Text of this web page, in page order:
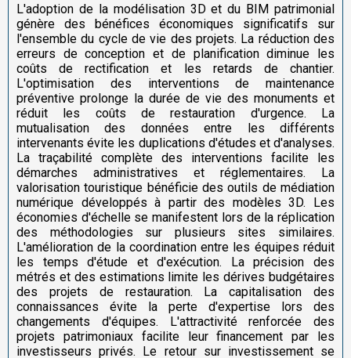
L'adoption de la modélisation 3D et du BIM patrimonial
génère des bénéfices économiques significatifs sur
l'ensemble du cycle de vie des projets. La réduction des
erreurs de conception et de planification diminue les
coûts de rectification et les retards de chantier.
L'optimisation des interventions de maintenance
préventive prolonge la durée de vie des monuments et
réduit les coûts de restauration d'urgence. La
mutualisation des données entre les différents
intervenants évite les duplications d'études et d'analyses.
La traçabilité complète des interventions facilite les
démarches administratives et réglementaires. La
valorisation touristique bénéficie des outils de médiation
numérique développés à partir des modèles 3D. Les
économies d'échelle se manifestent lors de la réplication
des méthodologies sur plusieurs sites similaires.
L'amélioration de la coordination entre les équipes réduit
les temps d'étude et d'exécution. La précision des
métrés et des estimations limite les dérives budgétaires
des projets de restauration. La capitalisation des
connaissances évite la perte d'expertise lors des
changements d'équipes. L'attractivité renforcée des
projets patrimoniaux facilite leur financement par les
investisseurs privés. Le retour sur investissement se